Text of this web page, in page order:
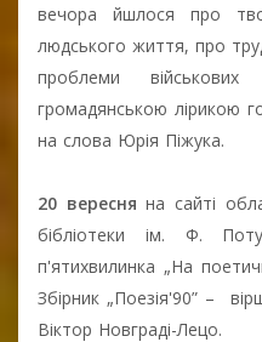
вечора йшлося про
людського життя, про
проблеми
громадянською лірикою
на слова Юрія Піжука.
20 вересняна сайті
бібліотеки ім. Ф.
п'ятихвилинка „На
Збірник „Поезія'90” –
Віктор Новграді-Лецо.